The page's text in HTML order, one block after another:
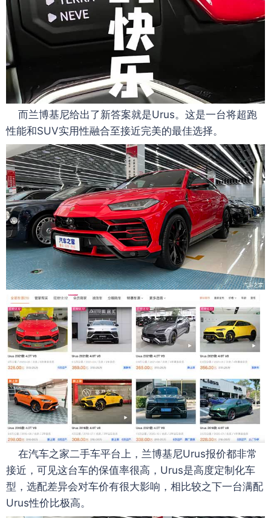
而兰博基尼给出了新答案就是Urus。这是一台将超跑
性能和SUV实用性融合至接近完美的最佳选择。
在汽车之家二手车平台上，兰博基尼Urus报价都非常
接近，可见这台车的保值率很高，Urus是高度定制化车
型，选配差异会对车价有很大影响，相比较之下一台满配
Urus性价比极高。